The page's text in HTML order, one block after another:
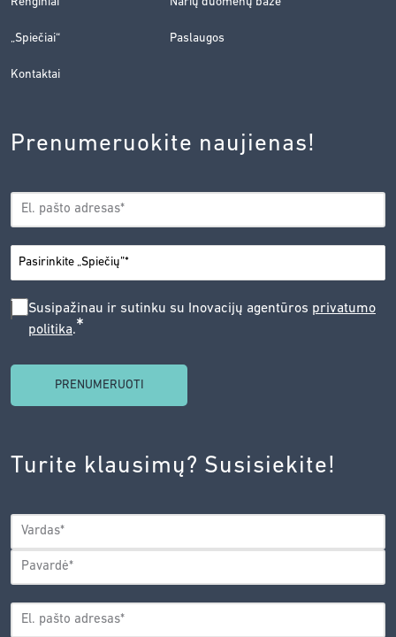
„Spiečiai“ Paslaugos
Kontaktai
Prenumeruokite naujienas!
EL.
PAŠTAS*
MIESTAS*
SUSIPAŽINAU
SUTINKU
AGENTŪROS
PRIVATUMO
POLITIKA.*
Susipažinau ir sutinku su Inovacijų agentūros privatumo
politika.*
Turite klausimų? Susisiekite!
VARDAS*
Vardas
EL.